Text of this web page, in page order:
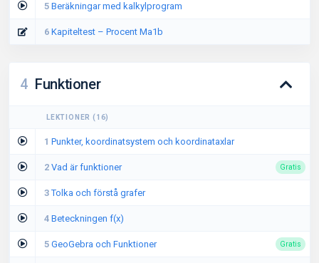
5 Beräkningar med kalkylprogram
6 Kapiteltest – Procent Ma1b
4 Funktioner
LEKTIONER (16)
1 Punkter, koordinatsystem och koordinataxlar
2 Vad är funktioner Gratis
3Tolka och förstå grafer
4 Beteckningen f(x)
5 GeoGebra och Funktioner Gratis